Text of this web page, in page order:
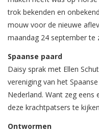
trok bekenden en
mouw voor de nieuwe
maandag 24 september te
Spaanse paard
Daisy sprak met Ellen
vereniging van het
Nederland. Want zeg
deze krachtpatsers te
Ontwormen